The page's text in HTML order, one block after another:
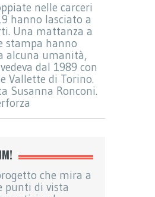
nelle carceri
hanno lasciato a
Una mattanza a
stampa hanno
alcuna umanità,
dal 1989 con
Vallette di Torino.
Susanna Ronconi.
che mira a
punti di vista